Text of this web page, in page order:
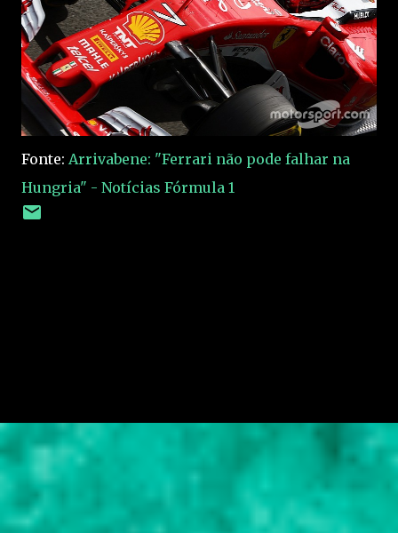
Fonte: Arrivabene: "Ferrari não pode falhar na
Hungria" - Notícias Fórmula 1
á
r